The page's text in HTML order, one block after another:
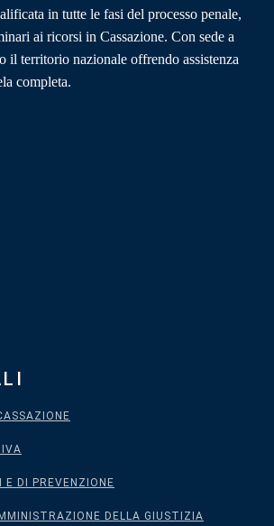
in tutte le fasi del processo penale,
ai ricorsi in Cassazione. Con sede a
il territorio nazionale offrendo assistenza
completa.
E DI PREVENZIONE
DELLA GIUSTIZIA